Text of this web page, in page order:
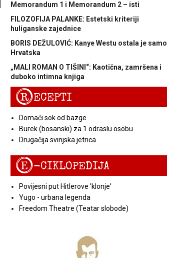
Memorandum 1 i Memorandum 2 – isti
FILOZOFIJA PALANKE: Estetski kriteriji
huliganske zajednice
BORIS DEŽULOVIĆ: Kanye Westu ostala je samo
Hrvatska
„MALI ROMAN O TIŠINI“: Kaotična, zamršena i
duboko intimna knjiga
RECEPTI
Domaći sok od bazge
Burek (bosanski) za 1 odraslu osobu
Drugačija svinjska jetrica
E-CIKLOPEDIJA
Povijesni put Hitlerove 'klonje'
Yugo - urbana legenda
Freedom Theatre (Teatar slobode)